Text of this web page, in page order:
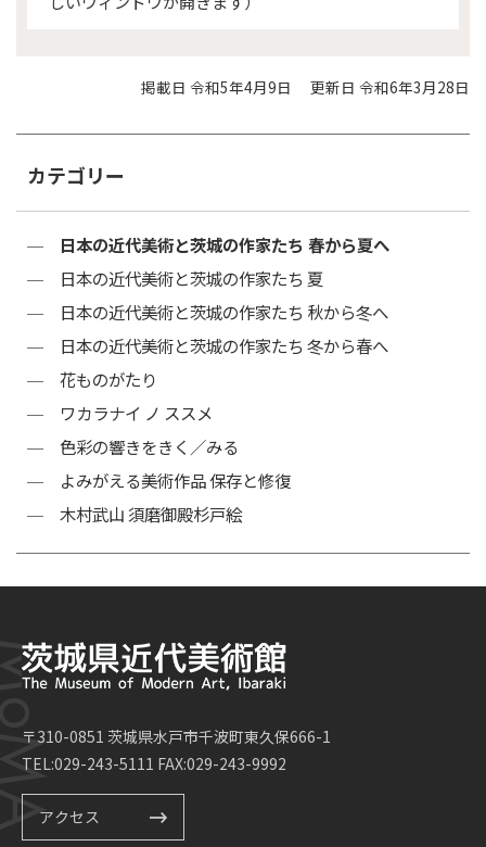
掲載日 令和5年4月9日 更新日 令和6年3月28日
カテゴリー
日本の近代美術と茨城の作家たち 春から夏へ
日本の近代美術と茨城の作家たち 夏
日本の近代美術と茨城の作家たち 秋から冬へ
日本の近代美術と茨城の作家たち 冬から春へ
花ものがたり
ワカラナイ ノ ススメ
色彩の響きをきく／みる
よみがえる美術作品 保存と修復
木村武山 須磨御殿杉戸絵
〒310-0851 茨城県水戸市千波町東久保666-1
TEL:029-243-5111 FAX:029-243-9992
アクセス